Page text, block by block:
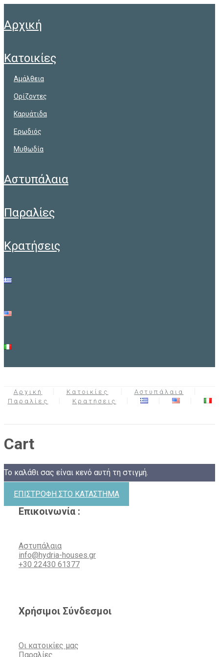
αρχική
κατοικίες
αμάλθεια
ορίζοντες
καρυάτιδα
ερωδιός
μυθωδία
αστυπάλαια
παραλίες
κρατήσεις
Αρχική Κατοικίες
Αστυπάλαια
Παραλίες
Κρατήσεις
Cart
Το καλάθι σας είναι κενό αυτή τη στιγμή.
ΕΠΙΣΤΡΟΦΉ ΣΤΟ ΚΑΤΆΣΤΗΜΑ
Επικοινωνία :
Αστυπάλαια
info@hydria-houses.gr
+30 22430 61377
Χρήσιμοι Σύνδεσμοι
Οι κατοικίες μας
Παραλίες